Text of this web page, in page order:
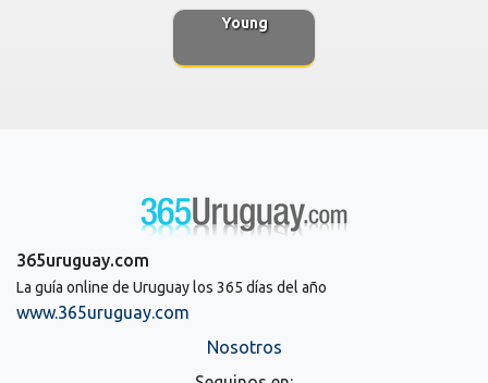
Young
365uruguay.com
La guía online de Uruguay los 365 días del año
www.365uruguay.com
Nosotros